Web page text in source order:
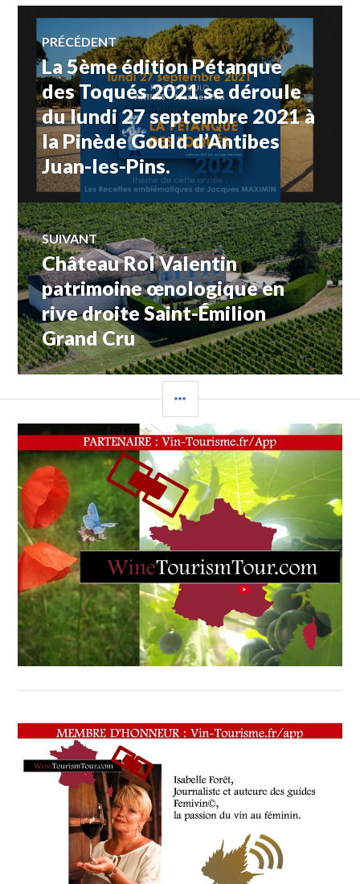
VIN
WINE
TOURISM
TOUR
Navigation
de
l’article
PRÉCÉDENT
Article
précédent :
La 5ème édition Pétanque
des Toqués 2021 se déroule
du lundi 27 septembre 2021 à
la Pinède Gould d’Antibes
Juan-les-Pins.
SUIVANT
Article
Suivant:
Château Rol Valentin
patrimoine œnologique en
rive droite Saint-Émilion
Grand Cru
LATÉRALE